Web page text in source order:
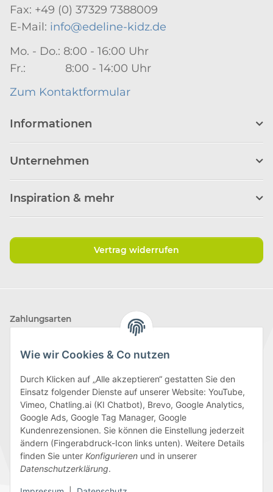
Wie wir Cookies & Co nutzen
Durch Klicken auf „Alle akzeptieren“ gestatten Sie den
Einsatz folgender Dienste auf unserer Website: YouTube,
Vimeo, Chatling.ai (KI Chatbot), Brevo, Google Analytics,
Google Ads, Google Tag Manager, Google
Kundenrezensionen. Sie können die Einstellung jederzeit
ändern (Fingerabdruck-Icon links unten). Weitere Details
finden Sie unter Konfigurieren und in unserer
Datenschutzerklärung.
Fax: +49 (0) 37329 7388009
E-Mail: info@edeline-kidz.de
Mo. - Do.: 8:00 - 16:00 Uhr
Fr.: 8:00 - 14:00 Uhr
Zum Kontaktformular
Informationen
Unternehmen
Inspiration & mehr
Vertrag widerrufen
Zahlungsarten
Wir versenden mit
Folge uns